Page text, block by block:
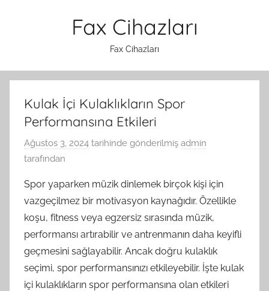
Fax Cihazları
Fax Cihazları
Kulak İçi Kulaklıkların Spor
Performansına Etkileri
Ağustos 3, 2024 tarihinde gönderilmiş admin
tarafından
Spor yaparken müzik dinlemek birçok kişi için
vazgeçilmez bir motivasyon kaynağıdır. Özellikle
koşu, fitness veya egzersiz sırasında müzik,
performansı artırabilir ve antrenmanın daha keyifli
geçmesini sağlayabilir. Ancak doğru kulaklık
seçimi, spor performansınızı etkileyebilir. İşte kulak
içi kulaklıkların spor performansına olan etkileri